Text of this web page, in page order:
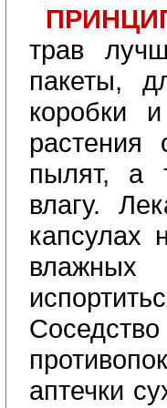
трав
пакеты,
коробки
растения
пылят, а
влагу.
капсулах
влажных
аптечки